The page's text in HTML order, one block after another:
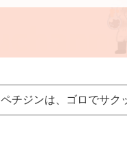
ペチジンは、ゴロでサク